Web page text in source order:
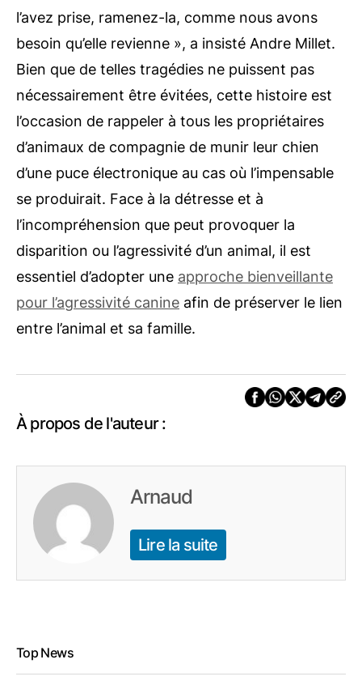
l’avez prise, ramenez-la, comme nous avons
besoin qu’elle revienne », a insisté Andre Millet.
Bien que de telles tragédies ne puissent pas
nécessairement être évitées, cette histoire est
l’occasion de rappeler à tous les propriétaires
d’animaux de compagnie de munir leur chien
d’une puce électronique au cas où l’impensable
se produirait. Face à la détresse et à
l’incompréhension que peut provoquer la
disparition ou l’agressivité d’un animal, il est
essentiel d’adopter une approche bienveillante
pour l’agressivité canine afin de préserver le lien
entre l’animal et sa famille.
À propos de l'auteur :
Arnaud
Lire la suite
Top News